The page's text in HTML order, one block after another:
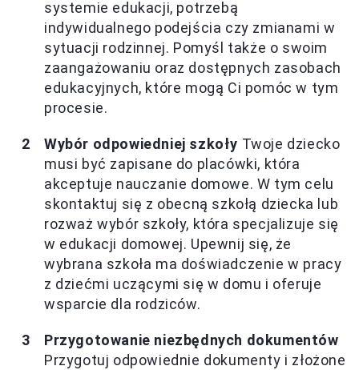
systemie edukacji, potrzebą
indywidualnego podejścia czy zmianami w
sytuacji rodzinnej. Pomyśl także o swoim
zaangażowaniu oraz dostępnych zasobach
edukacyjnych, które mogą Ci pomóc w tym
procesie.
Wybór odpowiedniej szkoły Twoje dziecko
musi być zapisane do placówki, która
akceptuje nauczanie domowe. W tym celu
skontaktuj się z obecną szkołą dziecka lub
rozważ wybór szkoły, która specjalizuje się
w edukacji domowej. Upewnij się, że
wybrana szkoła ma doświadczenie w pracy
z dziećmi uczącymi się w domu i oferuje
wsparcie dla rodziców.
Przygotowanie niezbędnych dokumentów
Przygotuj odpowiednie dokumenty i złożone